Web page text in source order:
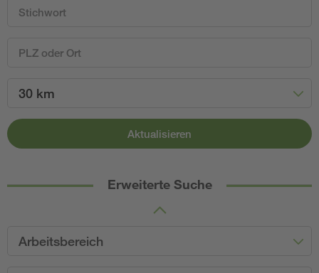
30 km
Aktualisieren
Erweiterte Suche
Arbeitsbereich